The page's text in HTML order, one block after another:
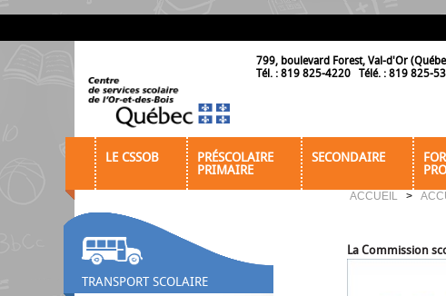
799, boulevard Forest, Val-d'Or
Tél. : 819 825-4220 Télé. : 819 825-
LE CSSOB
PRÉSCOLAIRE
PRIMAIRE
SECONDAIRE
ACCUEIL >
TRANSPORT SCOLAIRE
La Commission